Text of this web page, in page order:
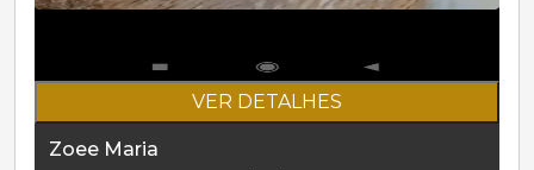
VER DETALHES
Zoee Maria